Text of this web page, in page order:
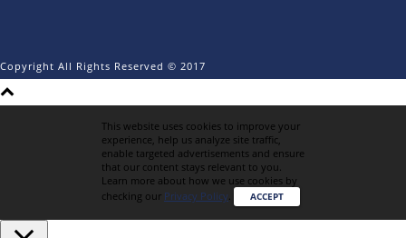
Copyright All Rights Reserved © 2017
This website uses cookies to improve your
experience, help us analyze site traffic,
enable targeted advertisements and ensure
that our content stays relevant to you.
Learn more about how we use cookies by
checking our Privacy Policy ACCEPT